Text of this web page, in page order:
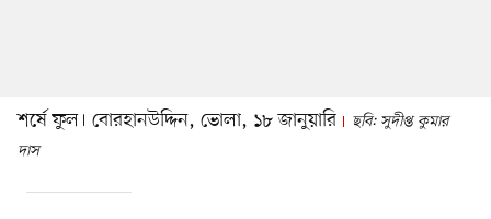
শর্ষে ফুল। বোরহানউদ্দিন, ভোলা, ১৮ জানুয়ারি
ছবি: সুদীপ্ত কুমার
দাস